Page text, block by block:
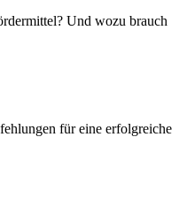
Und wozu brauch
für eine erfolgreiche